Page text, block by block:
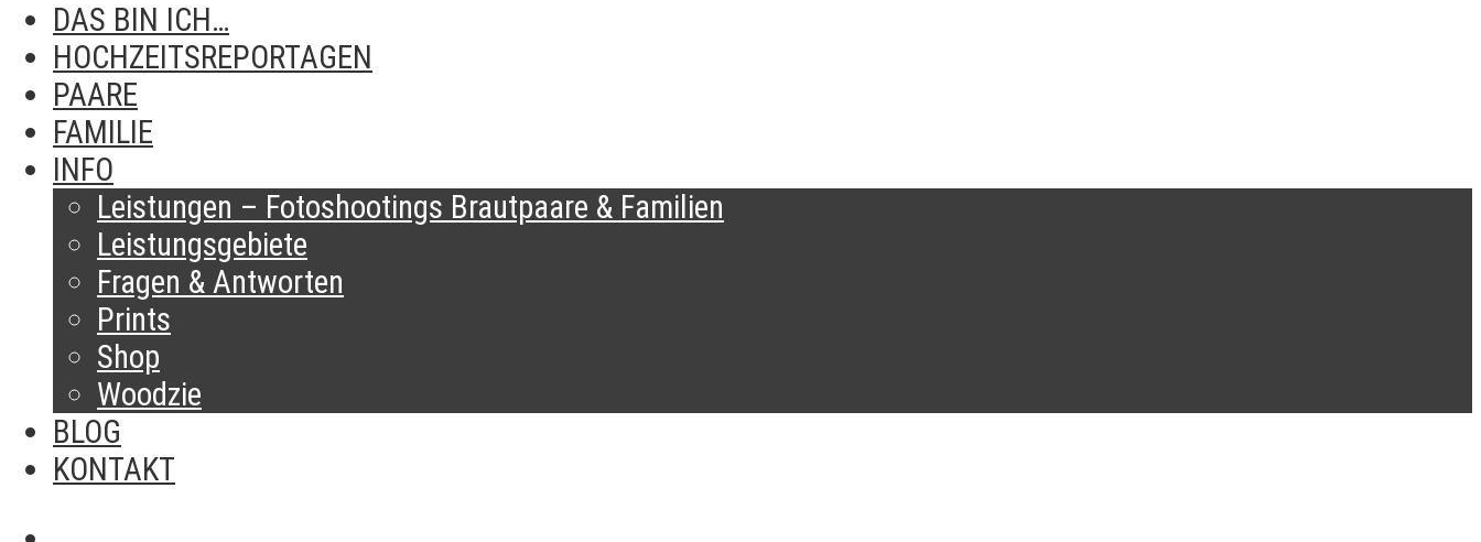
DAS BIN ICH…
HOCHZEITSREPORTAGEN
PAARE
FAMILIE
INFO
Leistungen – Fotoshootings Brautpaare & Familien​
Leistungsgebiete
Fragen & Antworten
Prints
Shop
Woodzie
BLOG
KONTAKT